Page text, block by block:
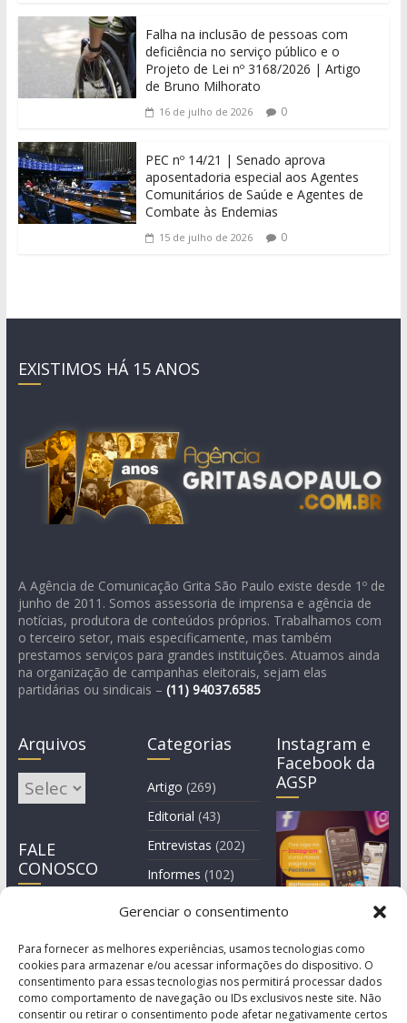
Gerenciar o consentimento
Para fornecer as melhores experiências, usamos tecnologias como
cookies para armazenar e/ou acessar informações do dispositivo. O
consentimento para essas tecnologias nos permitirá processar dados
como comportamento de navegação ou IDs exclusivos neste site. Não
consentir ou retirar o consentimento pode afetar negativamente certos
Falha na inclusão de pessoas com
deficiência no serviço público e o
Projeto de Lei nº 3168/2026 | Artigo
de Bruno Milhorato
16 de julho de 2026 0
PEC nº 14/21 | Senado aprova
aposentadoria especial aos Agentes
Comunitários de Saúde e Agentes de
Combate às Endemias
15 de julho de 2026 0
EXISTIMOS HÁ 15 ANOS
A Agência de Comunicação Grita São Paulo existe desde 1º de
junho de 2011. Somos assessoria de imprensa e agência de
notícias, produtora de conteúdos próprios. Trabalhamos com
o terceiro setor, mais especificamente, mas também
prestamos serviços para grandes instituições. Atuamos ainda
na organização de campanhas eleitorais, sejam elas
partidárias ou sindicais – (11) 94037.6585
Arquivos
Arquivos
FALE
CONOSCO
Categorias
Artigo (269)
Editorial (43)
Entrevistas (202)
Informes (102)
Manchete
Instagram e
Facebook da
AGSP